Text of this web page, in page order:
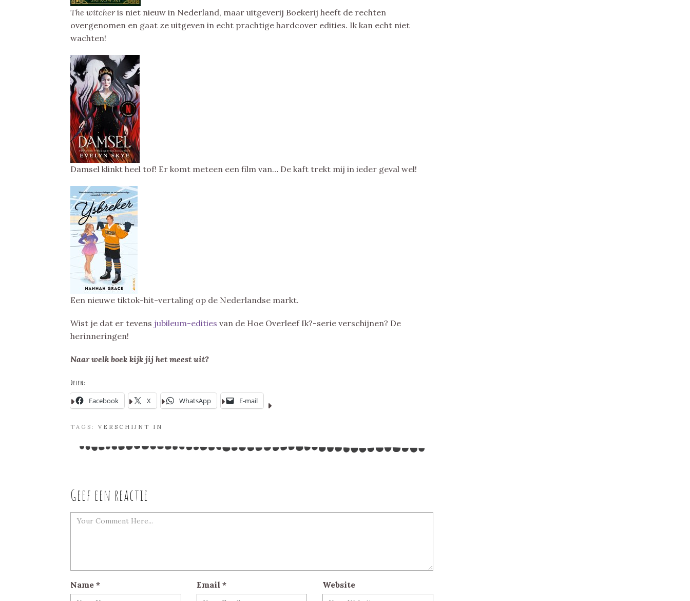
The witcheris niet nieuw in Nederland, maar uitgeverij Boekerij heeft de rechten
overgenomen en gaat ze uitgeven in echt prachtige hardcover edities. Ik kan echt niet
wachten!
Damsel klinkt heel tof! Er komt meteen een film van… De kaft trekt mij in ieder geval wel!
Een nieuwe tiktok-hit-vertaling op de Nederlandse markt.
Wist je dat er tevens jubileum-edities van de Hoe Overleef Ik?-serie verschijnen? De
herinneringen!
Naar welk boek kijk jij het meest uit?
Delen:
Facebook X WhatsApp E-mail
TAGS: VERSCHIJNT IN
Geef een reactie
Name * Email * Website